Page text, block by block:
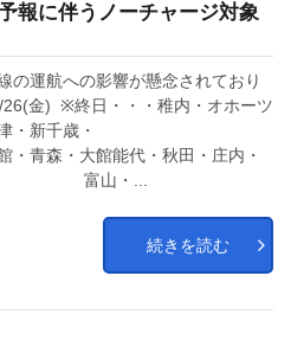
報に伴うノーチャージ対象
の運航への影響が懸念されており
金) ※終日・・・稚内・オホーツ
・新千歳・
能代・秋田・庄内・
富山・...
続きを読む